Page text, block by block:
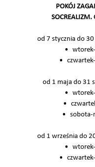
POKÓJ
SOCREALIZM.
od 7 stycznia do
•
•
od 1 maja do 31
•
•
• sobota-
od 1 września do
•
•